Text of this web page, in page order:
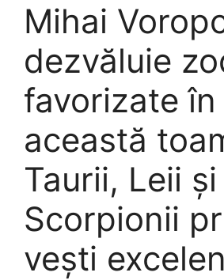
Mihai
dezvăluie
favorizate în
această
Taurii, Leii și
Scorpionii
vești